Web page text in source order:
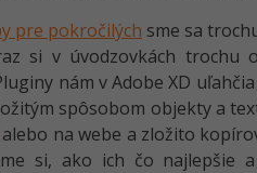
pre pokročilých sme sa
si v úvodzovkách trochu
nám v Adobe XD
spôsobom objekty a
alebo na webe a zložito
si, ako ich čo najlepšie